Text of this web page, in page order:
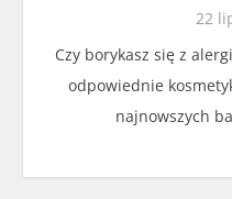
22
Czy borykasz się z
odpowiednie
najnowszych